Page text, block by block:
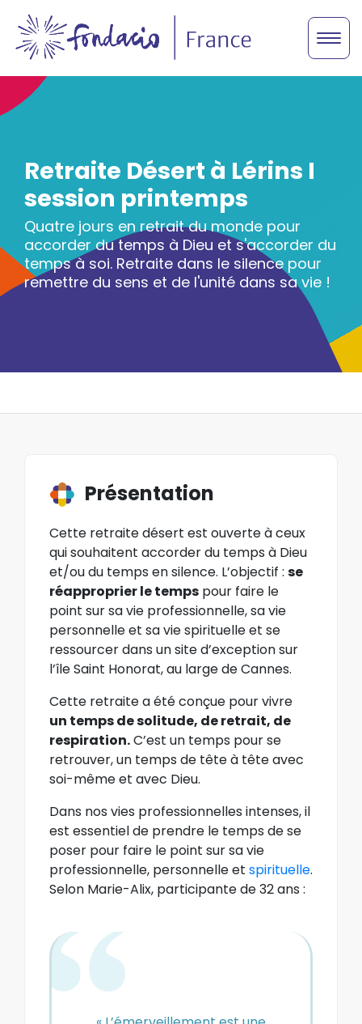
Retraite Désert à Lérins I
session printemps
Quatre jours en retrait du monde pour
accorder du temps à Dieu et s'accorder du
temps à soi. Retraite dans le silence pour
remettre du sens et de l'unité dans sa vie !
Présentation
Cette retraite désert est ouverte à ceux
qui souhaitent accorder du temps à Dieu
et/ou du temps en silence. L’objectif : se
réapproprier le temps pour faire le
point sur sa vie professionnelle, sa vie
personnelle et sa vie spirituelle et se
ressourcer dans un site d’exception sur
l’île Saint Honorat, au large de Cannes.
Cette retraite a été conçue pour vivre
un temps de solitude, de retrait, de
respiration.C’est un temps pour se
retrouver, un temps de tête à tête avec
soi-même et avec Dieu.
Dans nos vies professionnelles intenses, il
est essentiel de prendre le temps de se
poser pour faire le point sur sa vie
professionnelle, personnelle et spirituelle.
Selon Marie-Alix, participante de 32 ans :